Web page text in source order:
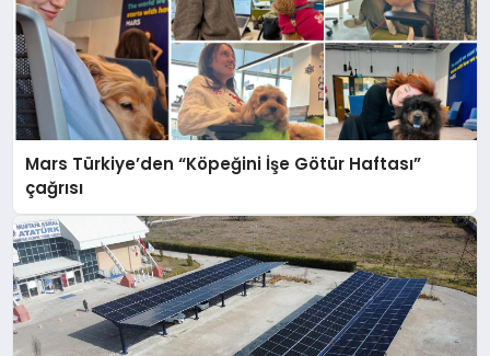
Mars Türkiye’den “Köpeğini İşe Götür Haftası”
çağrısı